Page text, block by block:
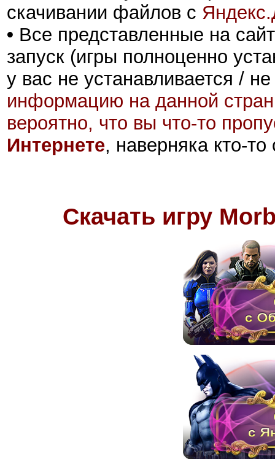
скачивании файлов с
• Все представленные на
запуск (игры полноценно
у вас не устанавливается /
информацию на данной
вероятно, что вы что-то
Интернете, наверняка кто-
Скачать игру